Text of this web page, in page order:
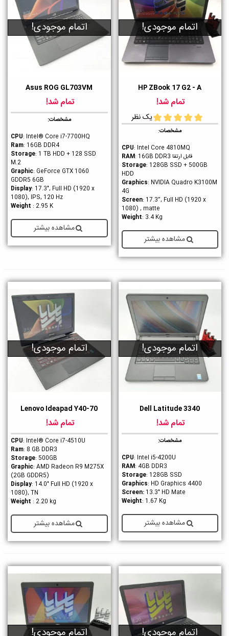
اتمام موجودی!
HP ZBook 17 G2 - A
تمام شد!
یک نظر
مشخصات:
CPU: Intel Core 4810MQ
قابل ارتقا : 16GB DDR3
Storage: 128GB SSD + 500GB
HDD
Graphics: NVIDIA Quadro K3100M
4G
Screen: 17.3”, Full HD (1920 x
1080) , matte
Weight: 3.4 Kg
مشاهده بیشتر
اتمام موجودی!
Asus ROG GL703VM
تمام شد!
مشخصات:
CPU: Intel® Core i7-7700HQ
Ram: 16GB DDR4
Storage: 1 TB HDD + 128 SSD
M.2
Graphic: GeForce GTX 1060
GDDR5 6GB
Display: 17.3", Full HD (1920 x
1080), IPS, 120 Hz
Weight : 2.95 K
مشاهده بیشتر
اتمام موجودی!
Dell Latitude 3340
تمام شد!
مشخصات:
CPU: Intel i5-4200U
RAM: 4GB DDR3
Storage: 128GB SSD
Graphics: HD Graphics 4400
Screen:13.3" HD Mate
Weight: 1.67 Kg
مشاهده بیشتر
اتمام موجودی!
Lenovo Ideapad Y40-70
تمام شد!
CPU: Intel® Core i7-4510U
Ram: 8 GB DDR3
Storage: 500GB
Graphic: AMD Radeon R9 M275X
(2GB GDDR5)
Display: 14.0" Full HD (1920 x
1080), TN
Weight : 2.20 kg
مشاهده بیشتر